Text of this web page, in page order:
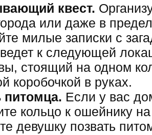
квест.
или даже в
милые записки с
к следующей
стоящий на одном
коробочкой в руках.
Если у вас
кольцо к ошейнику
девушку позвать